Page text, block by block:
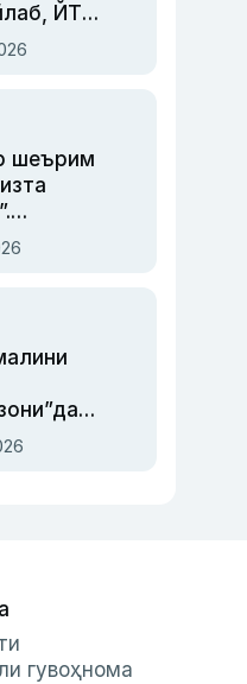
ЙТҲ
суд
шеърим
—
бош
гувоҳнома